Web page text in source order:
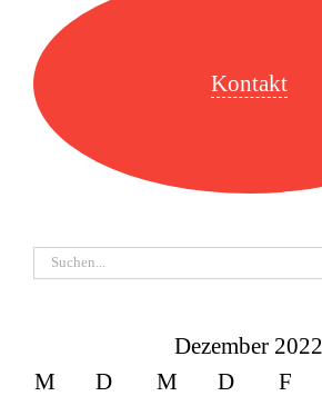
Kontakt
Suche
Dezember 2022
M
D M D F